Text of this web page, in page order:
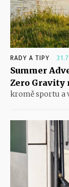
RADY A TIPY
Summer
Zero Gravity
kromě sportu a